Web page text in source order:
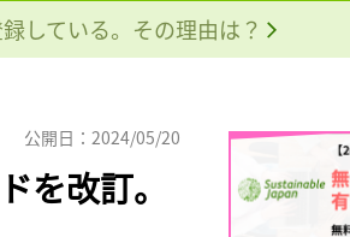
している。その理由は？
公開日：2024/05/20
を改訂。